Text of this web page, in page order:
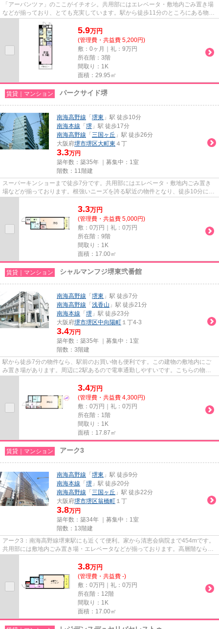
「アーバンツァ」のここがイチオシ。共用部にはエレベータ・敷地内ごみ置き場
などが揃っており、とても充実しています。駅から徒歩11分のところにある物件
はいかがでしょうか。造りと...
5.9万円
(管理費・共益費 5,200円)
敷：0ヶ月｜礼：9万円
所在階：3階
間取り：1K
面積：29.95㎡
賃貸｜マンション パークサイド堺
南海高野線 「 堺東 」駅 徒歩10分
南海本線 「 堺 」駅 徒歩17分
南海高野線 「 三国ヶ丘 」駅 徒歩26分
大阪府堺市堺区大町東 ４丁
3.3万円
築年数：築35年 ｜募集中： 1室
階数：11階建
スーパーキンショーまで徒歩7分です。共用部にはエレベータ・敷地内ごみ置き
場などが揃っております。根強いニーズを誇る駅近の物件となり、徒歩10分に駅
3.3万円
(管理費・共益費 5,000円)
敷：0万円｜礼：0万円
所在階：9階
間取り：1K
面積：17.00㎡
賃貸｜マンション シャルマンフジ堺東弐番館
南海高野線 「 堺東 」駅 徒歩7分
南海高野線 「 浅香山 」駅 徒歩21分
南海本線 「 堺 」駅 徒歩23分
大阪府堺市堺区中向陽町 １丁4-3
3.4万円
築年数：築35年 ｜募集中： 1室
階数：3階建
駅から徒歩7分の物件なら、駅前のお買い物も便利です。この建物の敷地内にご
み置き場があります。周辺に2駅あるので電車通勤しやすいです。こちらの物件
3.4万円
(管理費・共益費 4,300円)
敷：0万円｜礼：0万円
所在階：1階
間取り：1K
面積：17.87㎡
賃貸｜マンション アーク3
南海高野線 「 堺東 」駅 徒歩9分
南海本線 「 堺 」駅 徒歩20分
南海高野線 「 三国ヶ丘 」駅 徒歩22分
大阪府堺市堺区翁橋町 １丁
3.8万円
築年数：築34年 ｜募集中： 1室
階数：13階建
アーク3：南海高野線堺東駅にも近くて便利。家から清恵会病院まで454mです。
共用部には敷地内ごみ置き場・エレベータなどが揃っております。高層階なら景
3.8万円
(管理費・共益費 -)
敷：0万円｜礼：0万円
所在階：12階
間取り：1K
面積：17.00㎡